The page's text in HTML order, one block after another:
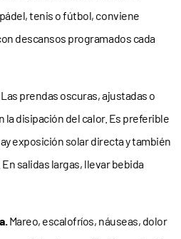
tenis o fútbol, conviene
descansos programados cada
Las prendas oscuras, ajustadas o
disipación del calor. Es preferible
exposición solar directa y también
salidas largas, llevar bebida
Mareo, escalofríos, náuseas, dolor